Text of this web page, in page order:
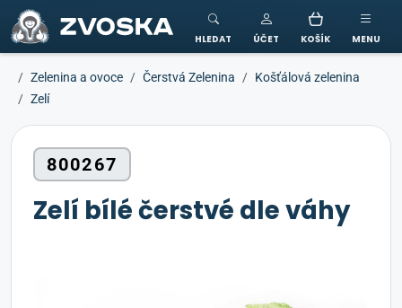
ZVOSKA
HLEDAT ÚČET KOŠÍK MENU
Zelenina a ovoce Čerstvá Zelenina
Košťálová zelenina
Zelí
800267
Zelí bílé čerstvé dle váhy